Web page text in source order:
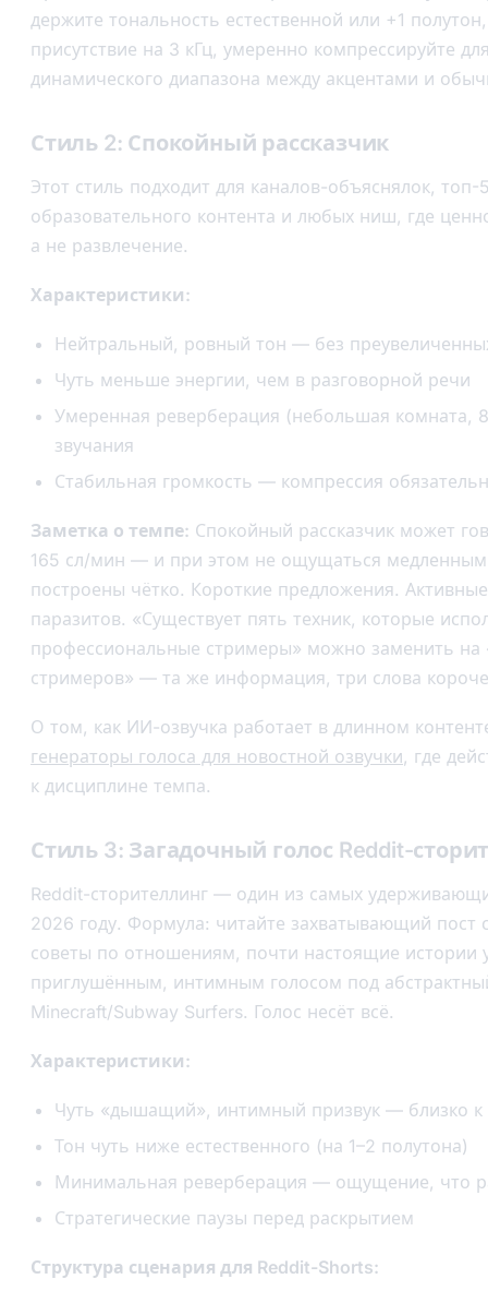
держите тональность естественной или +1
присутствие на 3 кГц, умеренно компрессируйте
динамического диапазона между акцентами и
Стиль 2: Спокойный рассказчик
Этот стиль подходит для каналов-объяснялок, топ-
образовательного контента и любых ниш, где
а не развлечение.
Характеристики:
Нейтральный, ровный тон — без
Чуть меньше энергии, чем в разговорной речи
Умеренная реверберация (небольшая комната,
звучания
Стабильная громкость — компрессия
Заметка о темпе: Спокойный рассказчик может
165 сл/мин — и при этом не ощущаться
построены чётко. Короткие предложения.
паразитов. «Существует пять техник, которые
профессиональные стримеры» можно заменить на
стримеров» — та же информация, три слова
О том, как ИИ-озвучка работает в длинном
генераторы голоса для новостной озвучки, где
к дисциплине темпа.
Стиль 3: Загадочный голос Reddit-
Reddit-сторителлинг — один из самых
2026 году. Формула: читайте захватывающий пост
советы по отношениям, почти настоящие истории
приглушённым, интимным голосом под
Minecraft/Subway Surfers. Голос несёт всё.
Характеристики:
Чуть «дышащий», интимный призвук — близко
Тон чуть ниже естественного (на 1–2 полутона)
Минимальная реверберация — ощущение, что
Стратегические паузы перед раскрытием
Структура сценария для Reddit-Shorts: